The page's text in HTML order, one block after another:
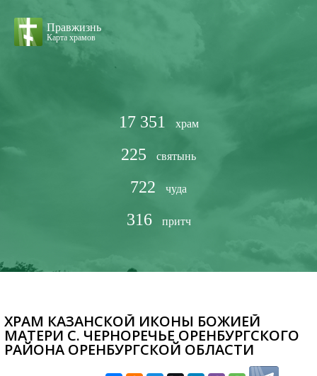
Правжизнь
Карта храмов
17 351 храм
225 святынь
722 чуда
316 притч
ХРАМ КАЗАНСКОЙ ИКОНЫ БОЖИЕЙ
МАТЕРИ С. ЧЕРНОРЕЧЬЕ ОРЕНБУРГСКОГО
РАЙОНА ОРЕНБУРГСКОЙ ОБЛАСТИ